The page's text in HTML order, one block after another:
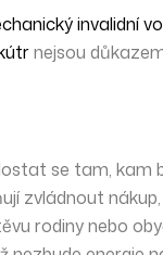
invalidní
nejsou
se tam, kam
zvládnout
rodiny nebo